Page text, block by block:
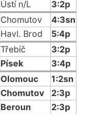
Ústí n/L
3:2p
Chomutov
4:3sn
Havl. Brod
5:4p
Třebíč
3:2p
Písek
3:4p
Olomouc
1:2sn
Chomutov
2:3p
Beroun
2:3p